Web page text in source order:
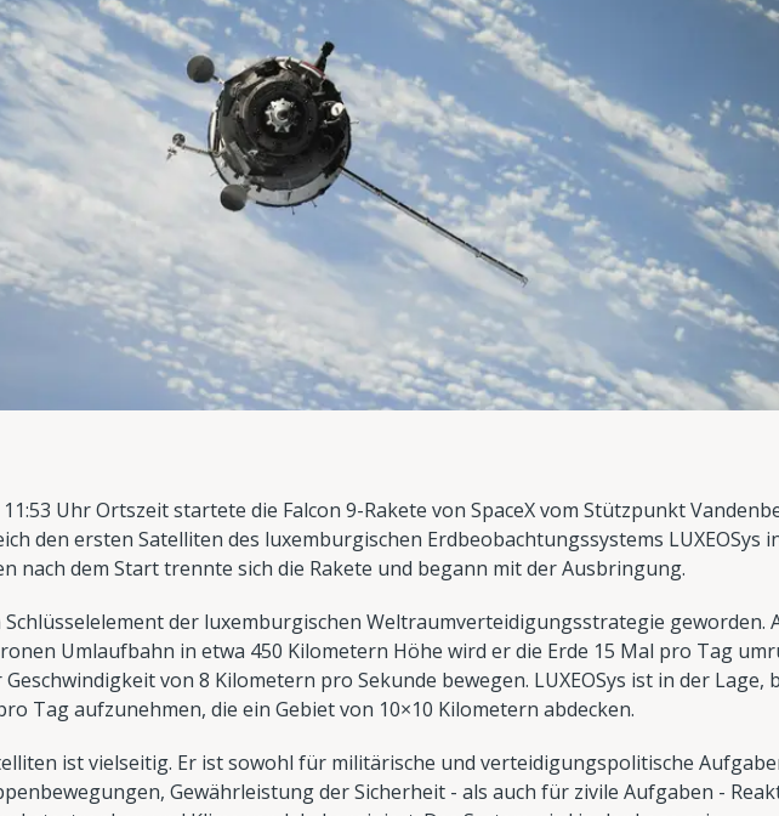
Uhr Ortszeit startete die Falcon 9-Rakete von SpaceX vom Stützpunkt
den ersten Satelliten des luxemburgischen Erdbeobachtungssystems LUXEOSys
nach dem Start trennte sich die Rakete und begann mit der Ausbringung.
Schlüsselelement der luxemburgischen Weltraumverteidigungsstrategie geworden.
Umlaufbahn in etwa 450 Kilometern Höhe wird er die Erde 15 Mal pro Tag
von 8 Kilometern pro Sekunde bewegen. LUXEOSys ist in der Lage,
Tag aufzunehmen, die ein Gebiet von 10×10 Kilometern abdecken.
ist vielseitig. Er ist sowohl für militärische und verteidigungspolitische
Gewährleistung der Sicherheit - als auch für zivile Aufgaben -